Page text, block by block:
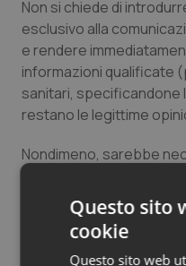
Non si chiede di
esclusivo alla
e rendere
informazioni qualificate
sanitari, specificandone
restano le legittime
Nondimeno, sarebbe
contenuto e, qualora
AI – parimenti
contenuto dovrebbe
e in automatico.
Questo sito
cookie
Questo sito web